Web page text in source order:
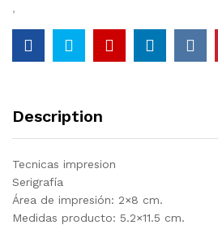
,
Description
Tecnicas impresion
Serigrafía
Área de impresión: 2×8 cm.
Medidas producto: 5.2×11.5 cm.